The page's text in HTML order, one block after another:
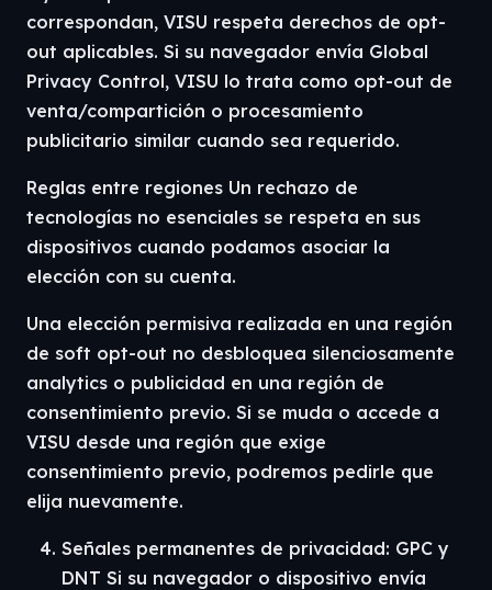
correspondan, VISU respeta derechos de opt-
out aplicables. Si su navegador envía Global
Privacy Control, VISU lo trata como opt-out de
venta/compartición o procesamiento
publicitario similar cuando sea requerido.
Reglas entre regiones Un rechazo de
tecnologías no esenciales se respeta en sus
dispositivos cuando podamos asociar la
elección con su cuenta.
Una elección permisiva realizada en una región
de soft opt-out no desbloquea silenciosamente
analytics o publicidad en una región de
consentimiento previo. Si se muda o accede a
VISU desde una región que exige
consentimiento previo, podremos pedirle que
elija nuevamente.
Señales permanentes de privacidad: GPC y
DNT Si su navegador o dispositivo envía